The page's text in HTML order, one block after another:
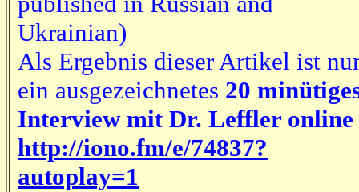
Ukrainian)
Als Ergebnis dieser Artikel ist
ein ausgezeichnetes 20
Interview mit Dr. Leffler online
http://iono.fm/e/74837?
autoplay=1